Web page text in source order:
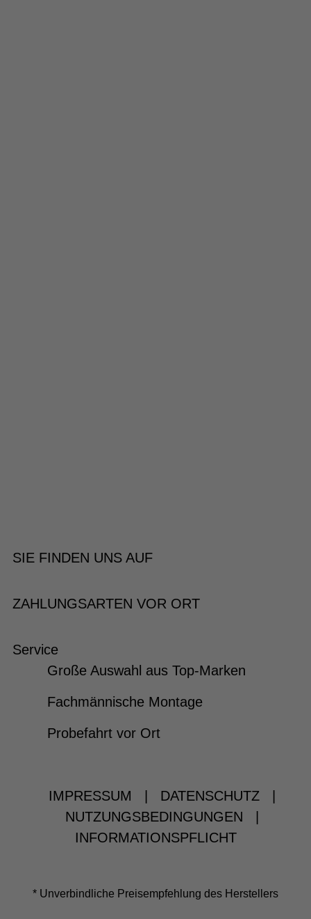
SIE FINDEN UNS AUF
ZAHLUNGSARTEN VOR ORT
Service
Große Auswahl aus Top-Marken
Fachmännische Montage
Probefahrt vor Ort
IMPRESSUM DATENSCHUTZ
NUTZUNGSBEDINGUNGEN
INFORMATIONSPFLICHT
* Unverbindliche Preisempfehlung des Herstellers